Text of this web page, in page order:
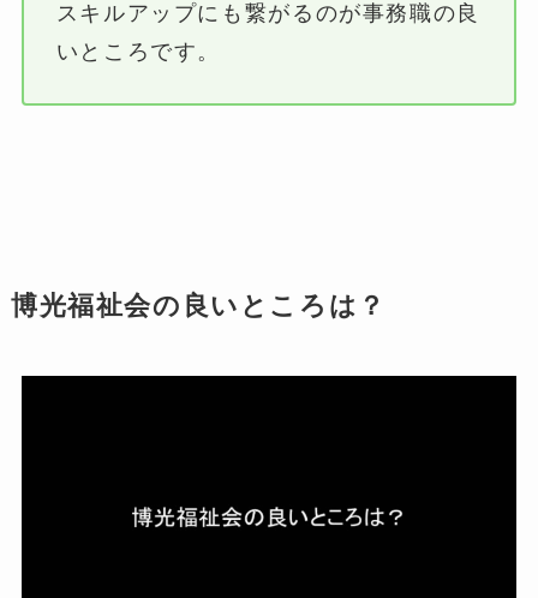
スキルアップにも繋がるのが事務職の良
いところです。
博光福祉会の良いところは？